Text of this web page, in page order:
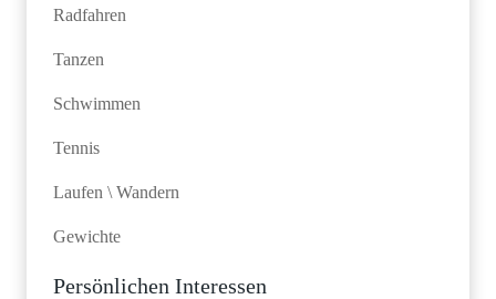
Radfahren
Tanzen
Schwimmen
Tennis
Laufen \ Wandern
Gewichte
Persönlichen Interessen